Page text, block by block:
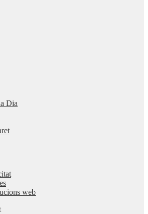
Dia
web